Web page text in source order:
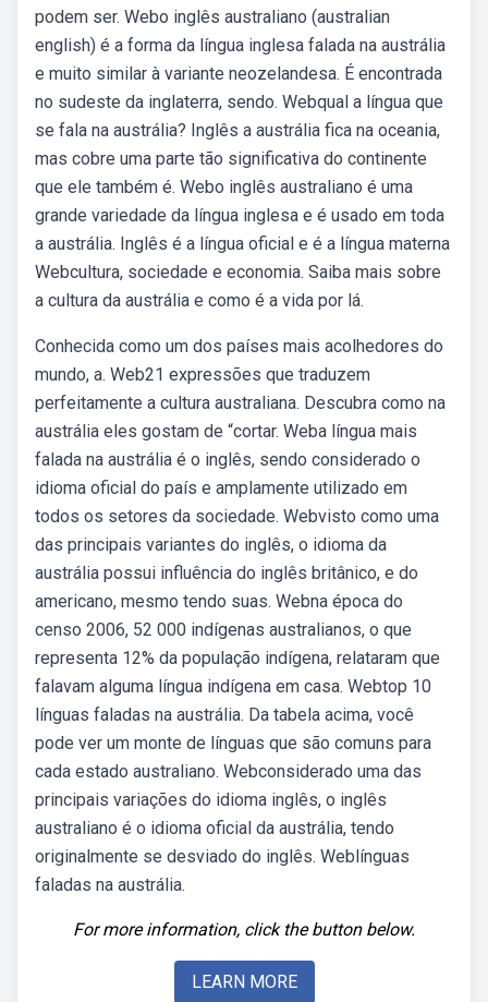
podem ser. Webo inglês australiano (australian
english) é a forma da língua inglesa falada na austrália
e muito similar à variante neozelandesa. É encontrada
no sudeste da inglaterra, sendo. Webqual a língua que
se fala na austrália? Inglês a austrália fica na oceania,
mas cobre uma parte tão significativa do continente
que ele também é. Webo inglês australiano é uma
grande variedade da língua inglesa e é usado em toda
a austrália. Inglês é a língua oficial e é a língua materna
Webcultura, sociedade e economia. Saiba mais sobre
a cultura da austrália e como é a vida por lá.
Conhecida como um dos países mais acolhedores do
mundo, a. Web21 expressões que traduzem
perfeitamente a cultura australiana. Descubra como na
austrália eles gostam de “cortar. Weba língua mais
falada na austrália é o inglês, sendo considerado o
idioma oficial do país e amplamente utilizado em
todos os setores da sociedade. Webvisto como uma
das principais variantes do inglês, o idioma da
austrália possui influência do inglês britânico, e do
americano, mesmo tendo suas. Webna época do
censo 2006, 52 000 indígenas australianos, o que
representa 12% da população indígena, relataram que
falavam alguma língua indígena em casa. Webtop 10
línguas faladas na austrália. Da tabela acima, você
pode ver um monte de línguas que são comuns para
cada estado australiano. Webconsiderado uma das
principais variações do idioma inglês, o inglês
australiano é o idioma oficial da austrália, tendo
originalmente se desviado do inglês. Weblínguas
faladas na austrália.
For more information, click the button below.
LEARN MORE